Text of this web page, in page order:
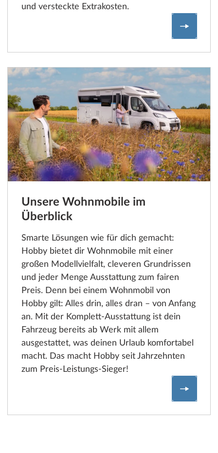
und versteckte Extrakosten.
Unsere
Unsere Wohnmobile im
Überblick
Smarte Lösungen wie für dich gemacht:
Hobby bietet dir Wohnmobile mit einer
großen Modellvielfalt, cleveren Grundrissen
und jeder Menge Ausstattung zum fairen
Preis. Denn bei einem Wohnmobil von
Hobby gilt: Alles drin, alles dran – von Anfang
an. Mit der Komplett-Ausstattung ist dein
Fahrzeug bereits ab Werk mit allem
ausgestattet, was deinen Urlaub komfortabel
macht. Das macht Hobby seit Jahrzehnten
zum Preis-Leistungs-Sieger!
Unsere